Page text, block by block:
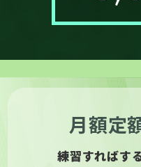
月額定
練習すればす